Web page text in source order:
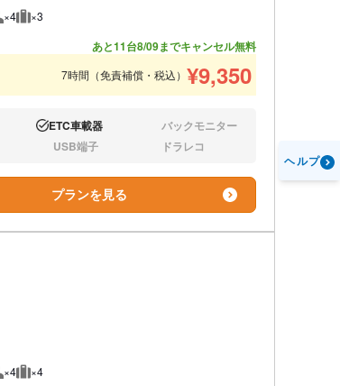
推奨人数
×4 推奨荷物
×3
あと11台8/09までキャンセル無料
7時間（免責補償・税込） ¥9,350
あり:ETC車載器 なし:バックモニター
なし:USB端子 なし:ドラレコ
プランを見る
推奨人数
×4 推奨荷物
×4
ヘルプ